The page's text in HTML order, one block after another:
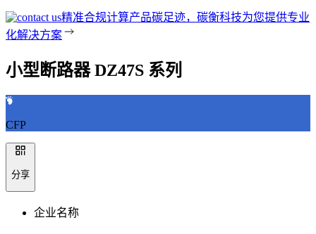
精准合规计算产品碳足迹，碳衡科技为您提供专业
化解决方案
小型断路器 DZ47S 系列
CFP
分享
企业名称